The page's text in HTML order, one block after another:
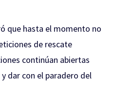
que hasta el momento no
de rescate
continúan abiertas
dar con el paradero del